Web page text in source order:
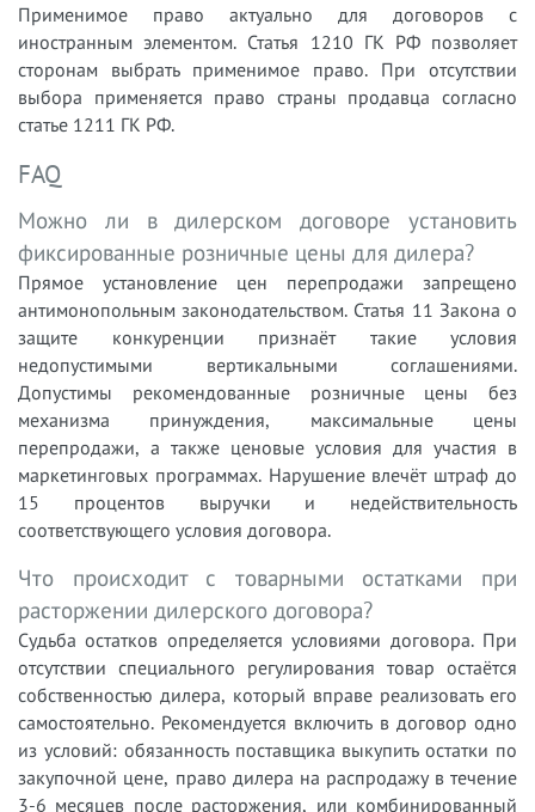
Применимое право актуально для договоров с
иностранным элементом. Статья 1210 ГК РФ позволяет
сторонам выбрать применимое право. При отсутствии
выбора применяется право страны продавца согласно
статье 1211 ГК РФ.
FAQ
Можно ли в дилерском договоре установить
фиксированные розничные цены для дилера?
Прямое установление цен перепродажи запрещено
антимонопольным законодательством. Статья 11 Закона о
защите конкуренции признаёт такие условия
недопустимыми вертикальными соглашениями.
Допустимы рекомендованные розничные цены без
механизма принуждения, максимальные цены
перепродажи, а также ценовые условия для участия в
маркетинговых программах. Нарушение влечёт штраф до
15 процентов выручки и недействительность
соответствующего условия договора.
Что происходит с товарными остатками при
расторжении дилерского договора?
Судьба остатков определяется условиями договора. При
отсутствии специального регулирования товар остаётся
собственностью дилера, который вправе реализовать его
самостоятельно. Рекомендуется включить в договор одно
из условий: обязанность поставщика выкупить остатки по
закупочной цене, право дилера на распродажу в течение
3-6 месяцев после расторжения, или комбинированный